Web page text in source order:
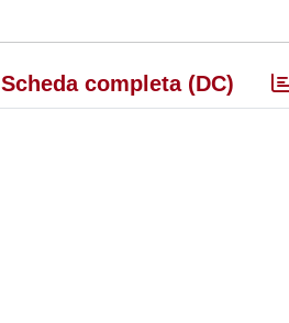
Scheda completa (DC)